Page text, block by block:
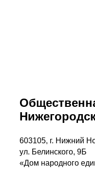
603105, г. Нижний
ул. Белинского, 9Б
«Дом народного